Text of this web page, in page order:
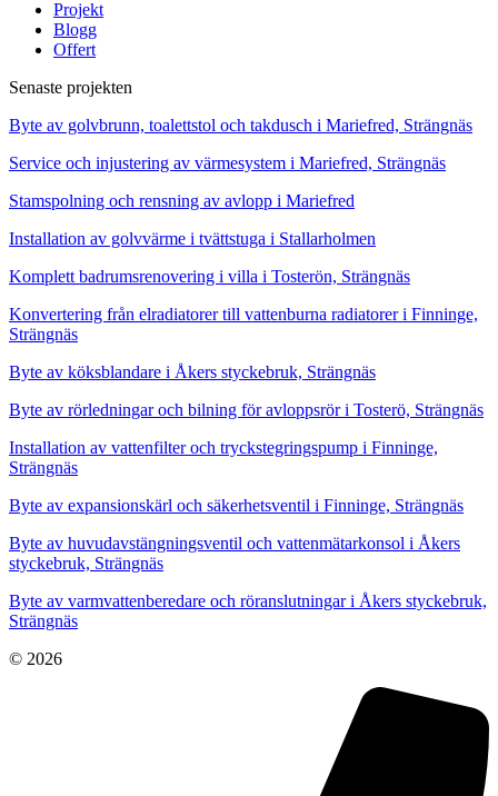
Projekt
Blogg
Offert
Senaste projekten
Byte av golvbrunn, toalettstol och takdusch i Mariefred, Strängnäs
Service och injustering av värmesystem i Mariefred, Strängnäs
Stamspolning och rensning av avlopp i Mariefred
Installation av golvvärme i tvättstuga i Stallarholmen
Komplett badrumsrenovering i villa i Tosterön, Strängnäs
Konvertering från elradiatorer till vattenburna radiatorer i Finninge,
Strängnäs
Byte av köksblandare i Åkers styckebruk, Strängnäs
Byte av rörledningar och bilning för avloppsrör i Tosterö, Strängnäs
Installation av vattenfilter och tryckstegringspump i Finninge,
Strängnäs
Byte av expansionskärl och säkerhetsventil i Finninge, Strängnäs
Byte av huvudavstängningsventil och vattenmätarkonsol i Åkers
styckebruk, Strängnäs
Byte av varmvattenberedare och röranslutningar i Åkers styckebruk,
Strängnäs
© 2026